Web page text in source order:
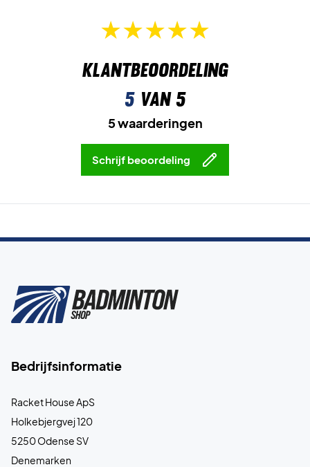
Klantbeoordeling
5van 5
5 waarderingen
Schrijf beoordeling
Bedrijfsinformatie
Racket House ApS
Holkebjergvej 120
5250 Odense SV
Denemarken